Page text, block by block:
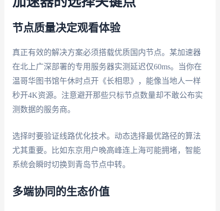
节点质量决定观看体验
真正有效的解决方案必须搭载优质国内节点。某加速器
在北上广深部署的专用服务器实测延迟仅60ms。当你在
温哥华图书馆午休时点开《长相思》，能像当地人一样
秒开4K资源。注意避开那些只标节点数量却不敢公布实
测数据的服务商。
选择时要验证线路优化技术。动态选择最优路径的算法
尤其重要。比如东京用户晚高峰连上海可能拥堵，智能
系统会瞬时切换到青岛节点中转。
多端协同的生态价值